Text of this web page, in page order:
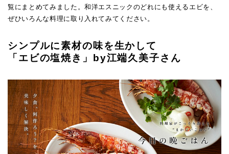
覧にまとめてみました。和洋エスニックのどれにも使えるエビを、
ぜひいろんな料理に取り入れてみてください。
シンプルに素材の味を生かして
「エビの塩焼き」by江端久美子さん